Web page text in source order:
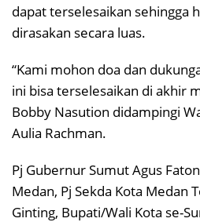
dapat terselesaikan sehingga
dirasakan secara luas.
“Kami mohon doa dan
ini bisa terselesaikan di akhir
Bobby Nasution didampingi
Aulia Rachman.
Pj Gubernur Sumut Agus
Medan, Pj Sekda Kota Medan
Ginting, Bupati/Wali Kota se-